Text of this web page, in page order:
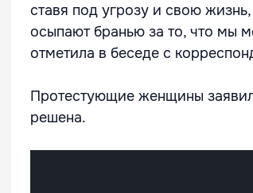
ставя под угрозу и свою
осыпают бранью за то, что мы
отметила в беседе с
Протестующие женщины
решена.